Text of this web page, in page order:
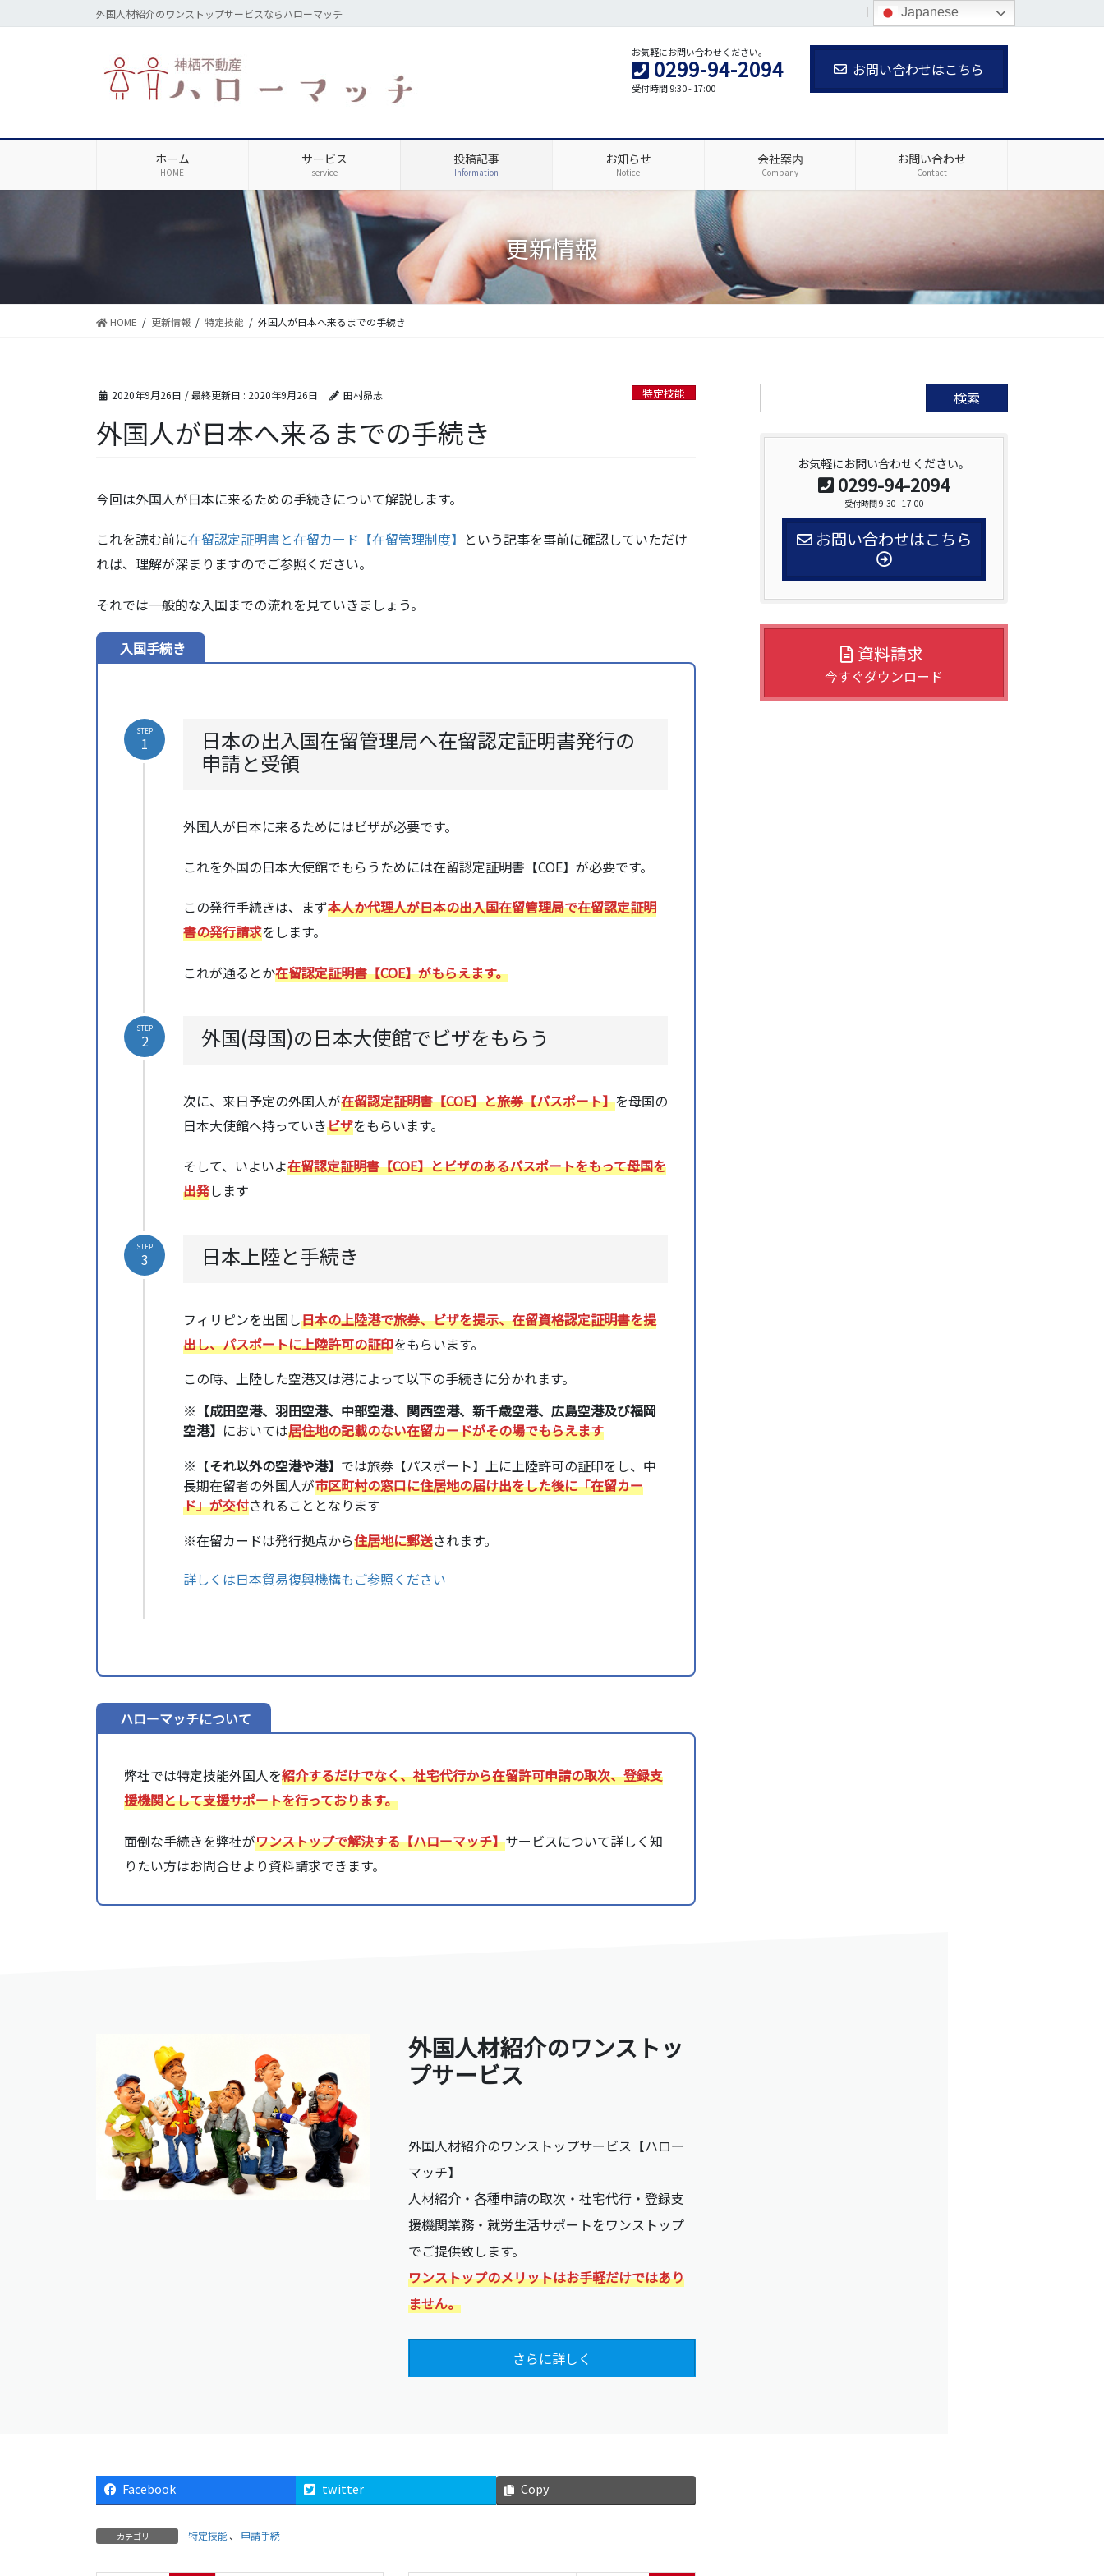
ン
ビ
動
外国人材紹介のワンストップサービスならハローマッチ ホーム サイトマップ
お気軽にお問い合わせください。
0299-94-2094
受付時間 9:30 - 17:00
お問い合わせはこちら
ホーム
HOME
サービス
service
投稿記事
Information
お知らせ
Notice
会社案内
Company
お問い合わせ
Contact
更新情報
HOME 更新情報 特定技能 外国人が日本へ来るまでの手続き
2020年9月26日 / 最終更新日 : 2020年9月26日 田村昴志 特定技能
外国人が日本へ来るまでの手続き
今回は外国人が日本に来るための手続きについて解説します。
これを読む前に在留認定証明書と在留カード【在留管理制度】 という記事を事前に確認していただけ
れば、理解が深まりますのでご参照ください。
それでは一般的な入国までの流れを見ていきましょう。
入国手続き
日本の出入国在留管理局へ在留認定証明書発行の
申請と受領
外国人が日本に来るためにはビザが必要です。
これを外国の日本大使館でもらうためには在留認定証明書【COE】が必要です。
この発行手続きは、まず本人か代理人が日本の出入国在留管理局で在留認定証明
書の発行請求をします。
これが通るとか在留認定証明書【COE】がもらえます。
STEP
1
外国(母国)の日本大使館でビザをもらう
次に、来日予定の外国人が在留認定証明書【COE】と旅券【パスポート】を母国の
日本大使館へ持っていきビザをもらいます。
そして、いよいよ在留認定証明書【COE】とビザのあるパスポートをもって母国を
出発します
STEP
2
日本上陸と手続き
フィリピンを出国し日本の上陸港で旅券、ビザを提示、在留資格認定証明書を提
出し、パスポートに上陸許可の証印をもらいます。
この時、上陸した空港又は港によって以下の手続きに分かれます。
※ 【成田空港、羽田空港、中部空港、関西空港、新千歳空港、広島空港及び福岡
空港】 においては居住地の記載のない在留カードがその場でもらえます
※【それ以外の空港や港】 では旅券【パスポート】上に上陸許可の証印をし、中
長期在留者の外国人が市区町村の窓口に住居地の届け出をした後に「在留カー
ド」が交付されることとなります
※在留カードは発行拠点から住居地に郵送されます。
詳しくは日本貿易復興機構もご参照ください
STEP
3
ハローマッチについて
弊社では特定技能外国人を紹介するだけでなく、社宅代行から在留許可申請の取次、登録支
援機関として支援サポートを行っております。
面倒な手続きを弊社がワンストップで解決する【ハローマッチ】サービスについて詳しく知
りたい方はお問合せより資料請求できます。
外国人材紹介のワンストッ
プサービス
外国人材紹介のワンストップサービス【ハロー
マッチ】
人材紹介・各種申請の取次・社宅代行・登録支
援機関業務・就労生活サポートをワンストップ
でご提供致します。
ワンストップのメリットはお手軽だけではあり
ません。
さらに詳しく
Facebook twitter Copy
カテゴリー 特定技能 、 申請手続
索:
お気軽にお問い合わせください。
0299-94-2094
受付時間 9:30 - 17:00
お問い合わせはこちら
資料請求
今すぐダウンロード
Japanese